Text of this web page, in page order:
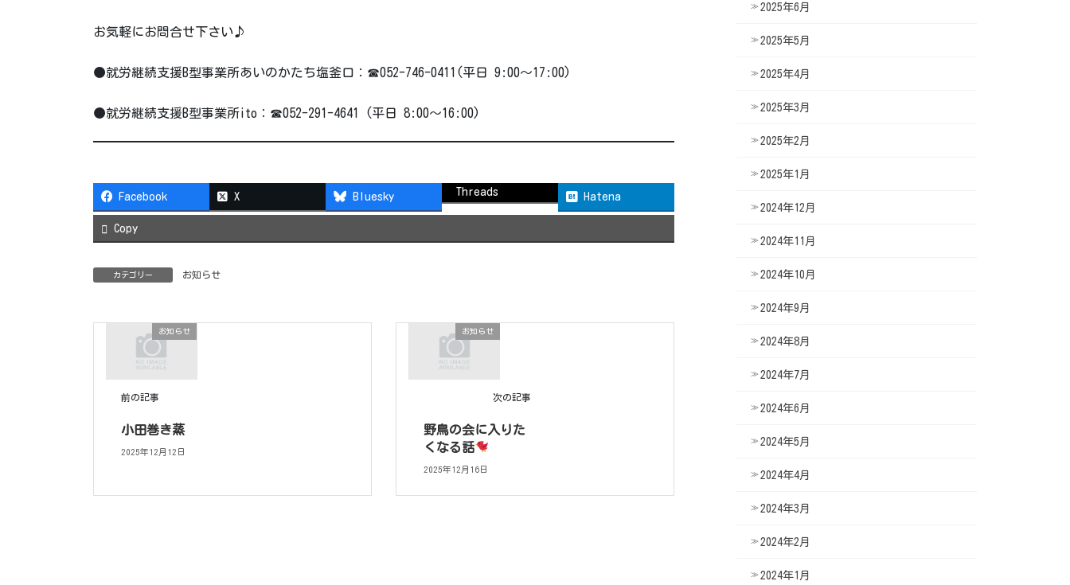
お気軽にお問合せ下さい♪
●就労継続支援B型事業所あいのかたち塩釜口：☎052-746-0411(平日 9:00～17:00)
●就労継続支援B型事業所ito：☎052-291-4641 (平日 8:00～16:00)
Facebook X Bluesky Threads Hatena
Copy
カテゴリー お知らせ
お知らせ
前の記事
小田巻き蒸
2025年12月12日
お知らせ
次の記事
野鳥の会に入りた
くなる話
2025年12月16日
2025年6月
2025年5月
2025年4月
2025年3月
2025年2月
2025年1月
2024年12月
2024年11月
2024年10月
2024年9月
2024年8月
2024年7月
2024年6月
2024年5月
2024年4月
2024年3月
2024年2月
2024年1月